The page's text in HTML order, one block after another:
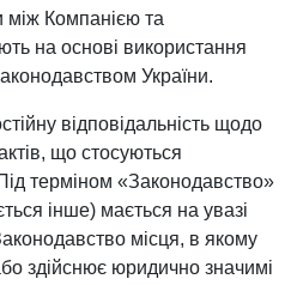
між Компанією та
на основі використання
України.
відповідальність щодо
що стосуються
терміном «Законодавство»
інше) мається на увазі
місця, в якому
здійснює юридично значимі